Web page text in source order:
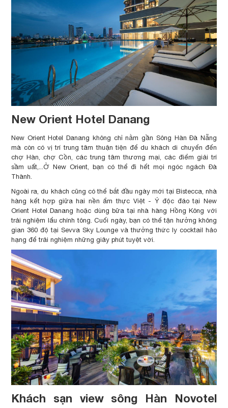
New Orient Hotel Danang
New Orient Hotel Danang không chỉ nằm gần Sông Hàn Đà Nẵng
mà còn có vị trí trung tâm thuận tiện để du khách di chuyển đến
chợ Hàn, chợ Cồn, các trung tâm thương mại, các điểm giải trí
sầm uất,...Ở New Orient, bạn có thể đi hết mọi ngóc ngách Đà
Thành.
Ngoài ra, du khách cũng có thể bắt đầu ngày mới tại Bistecca, nhà
hàng kết hợp giữa hai nền ẩm thực Việt - Ý độc đáo tại New
Orient Hotel Danang hoặc dùng bữa tại nhà hàng Hồng Kông với
trải nghiệm lẩu chính tông. Cuối ngày, bạn có thể tận hưởng không
gian 360 độ tại Sevva Sky Lounge và thưởng thức ly cocktail hảo
hạng để trải nghiệm những giây phút tuyệt vời.
Khách sạn view sông Hàn Novotel